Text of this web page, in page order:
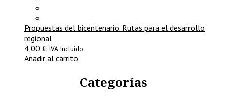
Propuestas del bicentenario. Rutas para el desarrollo
regional
4,00 € IVA Incluido
Añadir al carrito
Categorías